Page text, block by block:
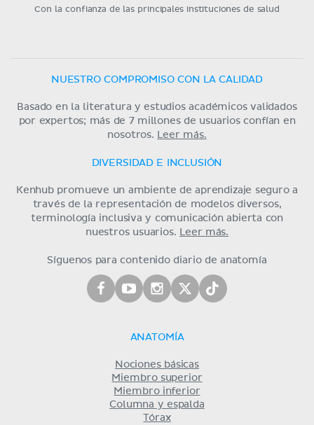
Con la confianza de las principales instituciones de salud
NUESTRO COMPROMISO CON LA CALIDAD
Basado en la literatura y estudios académicos validados
por expertos; más de 7 millones de usuarios confían en
nosotros. Leer más.
DIVERSIDAD E INCLUSIÓN
Kenhub promueve un ambiente de aprendizaje seguro a
través de la representación de modelos diversos,
terminología inclusiva y comunicación abierta con
nuestros usuarios. Leer más.
Síguenos para contenido diario de anatomía
ANATOMÍA
Nociones básicas
Miembro superior
Miembro inferior
Columna y espalda
Tórax